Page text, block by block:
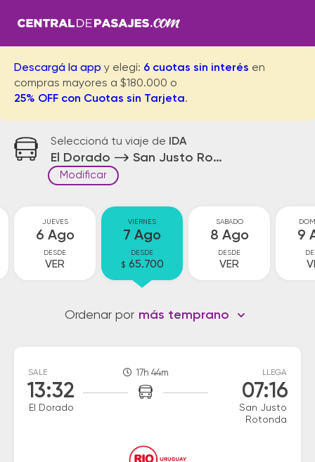
Descargá la app y elegí: 6 cuotas sin interés en
compras mayores a $180.000 o
25% OFF con Cuotas sin Tarjeta.
Seleccioná tu viaje de IDA
El Dorado San Justo Rotonda
Modificar
JUEVES
6 Ago
DESDE
VER
VIERNES
7 Ago
DESDE
$ 65.700
SABADO
8 Ago
DESDE
VER
9
Ordenar por más temprano
SALE
13:32
El Dorado
17h 44m LLEGA
07:16
San Justo
Rotonda